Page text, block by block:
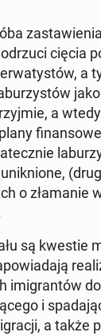
cięcia
a
a
o zła­ma­nie
są kwestie
imi­gran­tów
i
a także